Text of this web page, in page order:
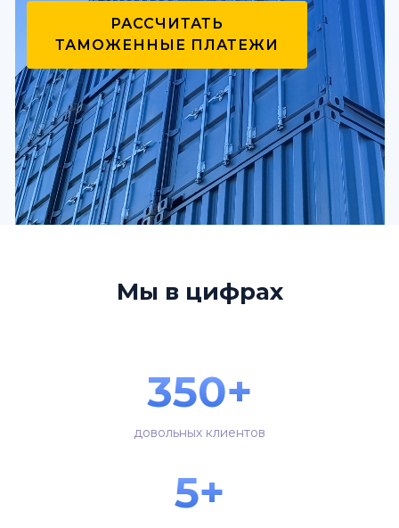
РАССЧИТАТЬ
ТАМОЖЕННЫЕ ПЛАТЕЖИ
Мы в цифрах
350+
довольных клиентов
5+